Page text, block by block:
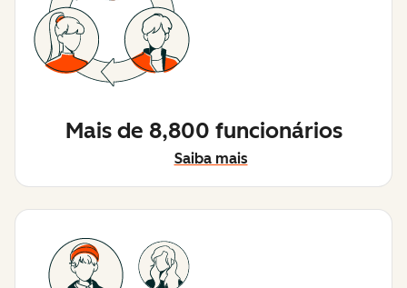
Mais de 8,800 funcionários
Saiba mais